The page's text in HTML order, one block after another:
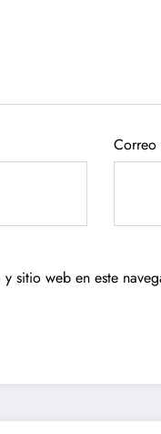
sitio web en este